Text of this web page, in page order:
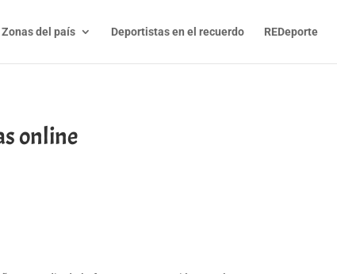
Zonas del país Deportistas en el recuerdo REDeporte
online